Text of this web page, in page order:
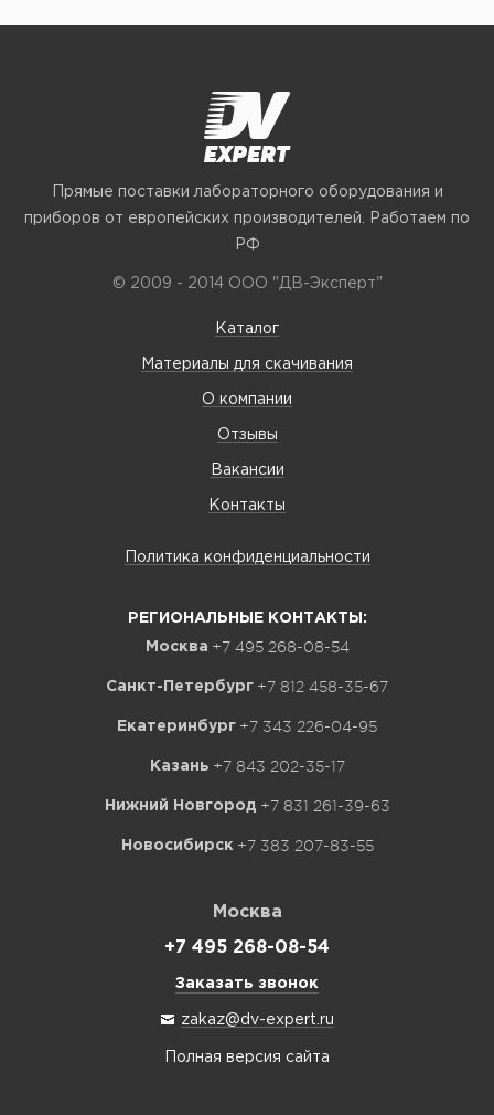
Прямые поставки лабораторного оборудования и
приборов от европейских производителей. Работаем по
РФ
© 2009 - 2014 ООО "ДВ-Эксперт"
Каталог
Материалы для скачивания
О компании
Отзывы
Вакансии
Контакты
Политика конфиденциальности
РЕГИОНАЛЬНЫЕ КОНТАКТЫ:
Москва +7 495 268-08-54
Санкт-Петербург +7 812 458-35-67
Екатеринбург +7 343 226-04-95
Казань +7 843 202-35-17
Нижний Новгород +7 831 261-39-63
Новосибирск +7 383 207-83-55
Москва
+7 495 268-08-54
Заказать звонок
zakaz@dv-expert.ru
Полная версия сайта